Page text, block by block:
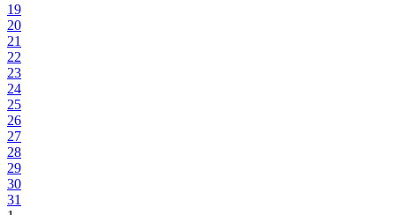
19
20
21
22
23
24
25
26
27
28
29
30
31